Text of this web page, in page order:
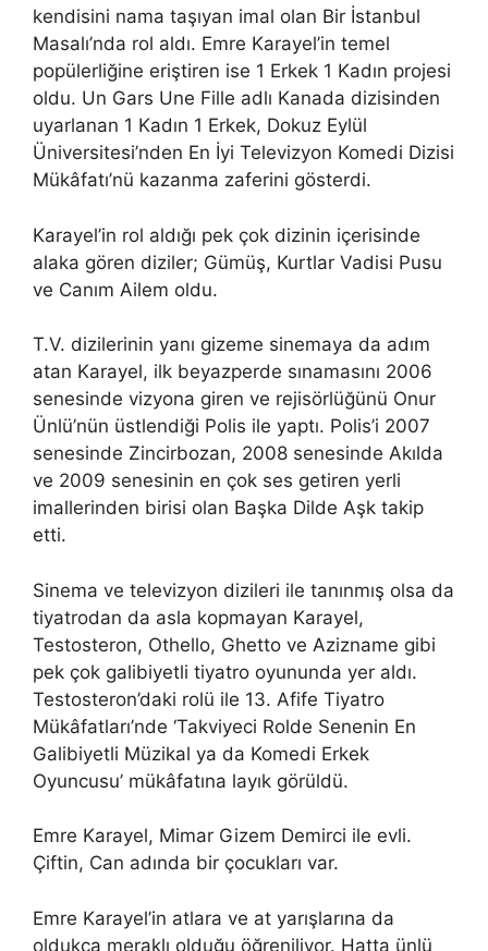
kendisini nama taşıyan imal olan Bir İstanbul
Masalı’nda rol aldı. Emre Karayel’in temel
popülerliğine eriştiren ise 1 Erkek 1 Kadın projesi
oldu. Un Gars Une Fille adlı Kanada dizisinden
uyarlanan 1 Kadın 1 Erkek, Dokuz Eylül
Üniversitesi’nden En İyi Televizyon Komedi Dizisi
Mükâfatı’nü kazanma zaferini gösterdi.
Karayel’in rol aldığı pek çok dizinin içerisinde
alaka gören diziler; Gümüş, Kurtlar Vadisi Pusu
ve Canım Ailem oldu.
T.V. dizilerinin yanı gizeme sinemaya da adım
atan Karayel, ilk beyazperde sınamasını 2006
senesinde vizyona giren ve rejisörlüğünü Onur
Ünlü’nün üstlendiği Polis ile yaptı. Polis’i 2007
senesinde Zincirbozan, 2008 senesinde Akılda
ve 2009 senesinin en çok ses getiren yerli
imallerinden birisi olan Başka Dilde Aşk takip
etti.
Sinema ve televizyon dizileri ile tanınmış olsa da
tiyatrodan da asla kopmayan Karayel,
Testosteron, Othello, Ghetto ve Azizname gibi
pek çok galibiyetli tiyatro oyununda yer aldı.
Testosteron’daki rolü ile 13. Afife Tiyatro
Mükâfatları’nde ‘Takviyeci Rolde Senenin En
Galibiyetli Müzikal ya da Komedi Erkek
Oyuncusu’ mükâfatına layık görüldü.
Emre Karayel, Mimar Gizem Demirci ile evli.
Çiftin, Can adında bir çocukları var.
Emre Karayel’in atlara ve at yarışlarına da
oldukça meraklı olduğu öğreniliyor. Hatta ünlü